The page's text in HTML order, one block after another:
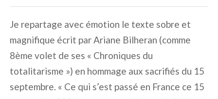
Je repartage avec émotion le texte sobre et
magnifique écrit par Ariane Bilheran (comme
8ème volet de ses « Chroniques du
totalitarisme ») en hommage aux sacrifiés du 15
septembre. « Ce qui s’est passé en France ce 15